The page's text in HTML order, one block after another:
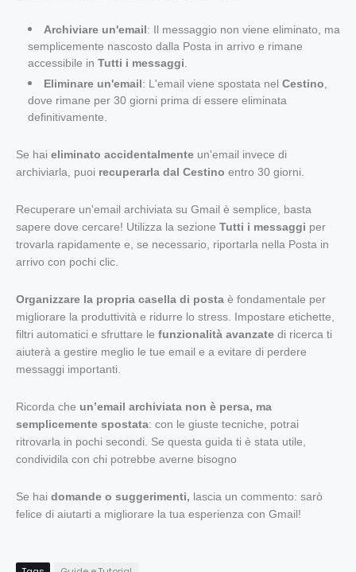
Archiviare un'email: Il messaggio non viene eliminato, ma
semplicemente nascosto dalla Posta in arrivo e rimane
accessibile in Tutti i messaggi
Eliminare un'email: L'email viene spostata nel Cestino
dove rimane per 30 giorni prima di essere eliminata
definitivamente.
Se hai eliminato accidentalmente un'email invece di
archiviarla, puoi recuperarla dal Cestino entro 30 giorni.
Recuperare un'email archiviata su Gmail è semplice, basta
sapere dove cercare! Utilizza la sezione Tutti i messaggi per
trovarla rapidamente e, se necessario, riportarla nella Posta in
arrivo con pochi clic.
Organizzare la propria casella di posta è fondamentale per
migliorare la produttività e ridurre lo stress. Impostare etichette,
filtri automatici e sfruttare le funzionalità avanzate di ricerca ti
aiuterà a gestire meglio le tue email e a evitare di perdere
messaggi importanti.
Ricorda che un’email archiviata non è persa, ma
semplicemente spostata: con le giuste tecniche, potrai
ritrovarla in pochi secondi. Se questa guida ti è stata utile,
condividila con chi potrebbe averne bisogno
Se hai domande o suggerimenti, lascia un commento: sarò
felice di aiutarti a migliorare la tua esperienza con Gmail!